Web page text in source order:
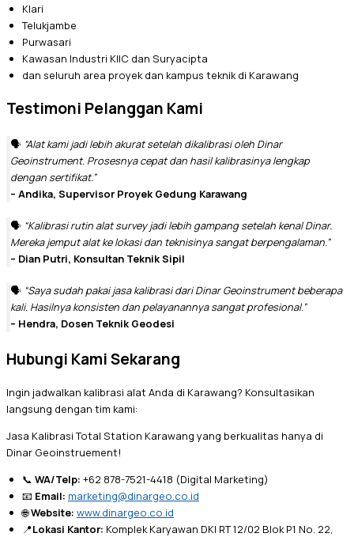
Klari
Telukjambe
Purwasari
Kawasan Industri KIIC dan Suryacipta
dan seluruh area proyek dan kampus teknik di Karawang
Testimoni Pelanggan Kami
🗣️ “Alat kami jadi lebih akurat setelah dikalibrasi oleh Dinar
Geoinstrument. Prosesnya cepat dan hasil kalibrasinya lengkap
dengan sertifikat.”
– Andika, Supervisor Proyek Gedung Karawang
🗣️ “Kalibrasi rutin alat survey jadi lebih gampang setelah kenal Dinar.
Mereka jemput alat ke lokasi dan teknisinya sangat berpengalaman.”
– Dian Putri, Konsultan Teknik Sipil
🗣️ “Saya sudah pakai jasa kalibrasi dari Dinar Geoinstrument beberapa
kali. Hasilnya konsisten dan pelayanannya sangat profesional.”
– Hendra, Dosen Teknik Geodesi
Hubungi Kami Sekarang
Ingin jadwalkan kalibrasi alat Anda di Karawang? Konsultasikan
langsung dengan tim kami:
Jasa Kalibrasi Total Station Karawang yang berkualitas hanya di
Dinar Geoinstruement!
📞 WA/Telp: +62 878-7521-4418 (Digital Marketing)
📧 Email: marketing@dinargeo.co.id
🌐Website: www.dinargeo.co.id
📍Lokasi Kantor: Komplek Karyawan DKI RT 12/02 Blok P1 No. 22,